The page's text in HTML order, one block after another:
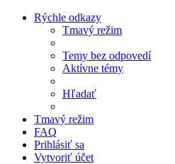
Rýchle odkazy
Tmavý režim
Temy bez odpovedí
Aktívne témy
Hľadať
Tmavý režim
FAQ
Prihlásiť sa
Vytvoriť účet